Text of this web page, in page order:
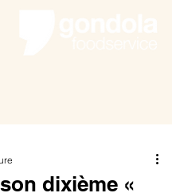
dixième «